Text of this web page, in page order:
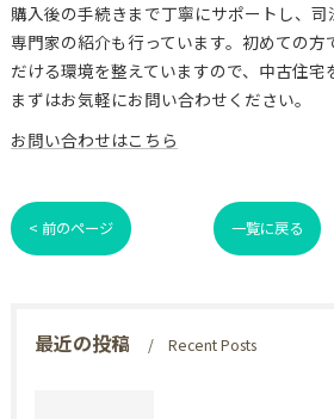
購入後の手続きまで丁寧にサポートし、
専門家の紹介も行っています。初めての方
だける環境を整えていますので、中古住宅
まずはお気軽にお問い合わせください。
お問い合わせはこちら
< 前のページ 一覧に戻る
最近の投稿 Recent Posts